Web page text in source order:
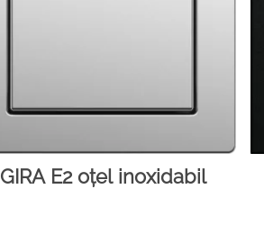
GIRA E2 oțel inoxidabil